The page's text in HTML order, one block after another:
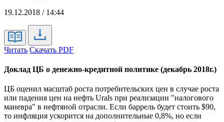
19.12.2018 / 14:44
Читать Скачать PDF
Доклад ЦБ о денежно-кредитной политике (декабрь 2018г.)
ЦБ оценил масштаб роста потребительских цен в случае роста
или падения цен на нефть Urals при реализации "налогового
маневра" в нефтяной отрасли. Если баррель будет стоить $90,
то инфляция ускорится на дополнительные 0,8%, но если